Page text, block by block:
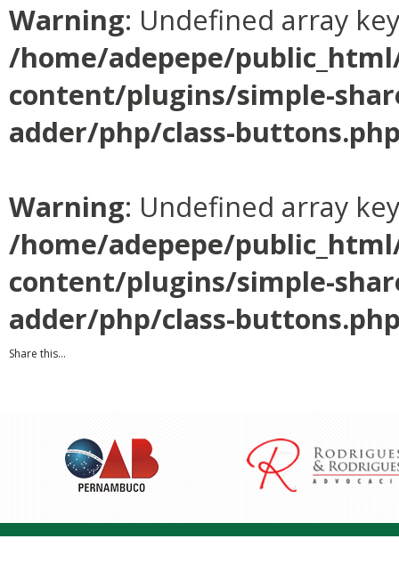
Warning: Undefined array
/home/adepepe/
content/plugins/simple-
adder/php/class-
Warning: Undefined array
/home/adepepe/
content/plugins/simple-
adder/php/class-
Share this...